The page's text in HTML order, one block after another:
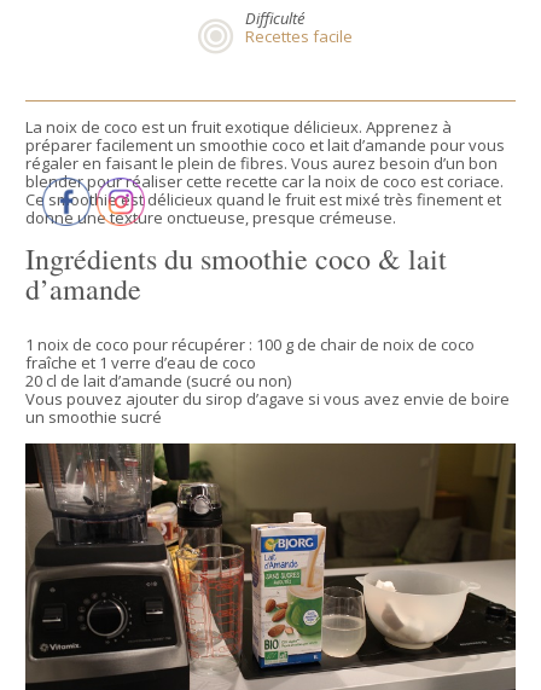
Difficulté
Recettes facile
La noix de coco est un fruit exotique délicieux. Apprenez à
préparer facilement un smoothie coco et lait d’amande pour vous
régaler en faisant le plein de fibres. Vous aurez besoin d’un bon
blender pour réaliser cette recette car la noix de coco est coriace.
Ce smoothie est délicieux quand le fruit est mixé très finement et
donne une texture onctueuse, presque crémeuse.
Ingrédients du smoothie coco & lait
d’amande
1 noix de coco pour récupérer : 100 g de chair de noix de coco
fraîche et 1 verre d’eau de coco
20 cl de lait d’amande (sucré ou non)
Vous pouvez ajouter du sirop d’agave si vous avez envie de boire
un smoothie sucré